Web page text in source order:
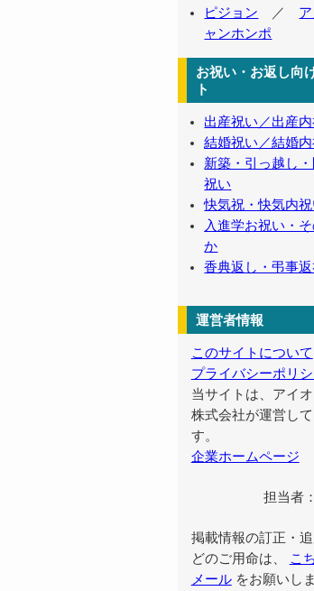
ピジョン ／
ャンホンポ
お祝い・お返し向
ト
出産祝い／出産
結婚祝い／結婚
新築・引っ越し
祝い
快気祝・快気内祝
入進学お祝い・
か
香典返し・弔事
運営者情報
このサイトについて
プライバシーポリ
当サイトは、アイ
株式会社が運営して
す。
企業ホームページ
担当者
掲載情報の訂正・
どのご用命は、
こ
メールをお願いしま